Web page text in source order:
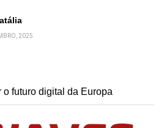
2025
futuro digital da Europa